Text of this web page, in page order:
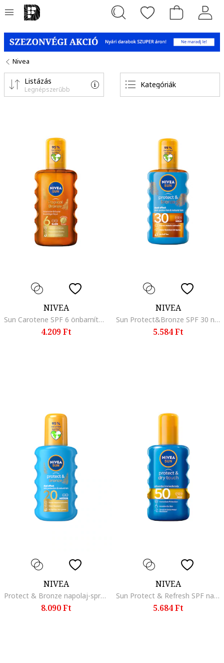
Nivea
Kategóriák
Listázás
Legnépszerűbb
NIVEA
Sun Carotene SPF 6 önbarnító olaj fényvédelemmel, 200 ml
4.209 Ft
NIVEA
Sun Protect&Bronze SPF 30 napolaj spray, 200 ml
5.584 Ft
NIVEA
Protect & Bronze napolaj-spray napvédelemre és barnulásra, SPF 20, 200ml
8.090 Ft
NIVEA
Sun Protect & Refresh SPF napvedo spray, 50 SPF
5.684 Ft